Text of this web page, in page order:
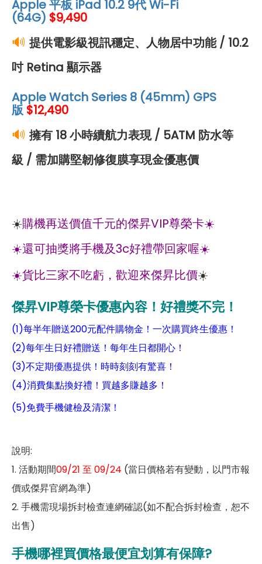
Apple 平板 iPad 10.2 9代 Wi-Fi
(64G) $9,490
🔊 提供電影級視訊穩定、人物居中功能 / 10.2
吋 Retina 顯示器
Apple Watch Series 8 (45mm) GPS
版 $12,490
🔊 擁有 18 小時續航力表現 / 5ATM 防水等
級 / 需加購堅韌修復膜享現金優惠價
☀️購機再送價值千元的傑昇VIP尊榮卡☀️
☀️還可抽獎將手機及3c好禮帶回家喔☀️
☀️貨比三家不吃虧，歡迎來傑昇比價☀️
傑昇VIP尊榮卡優惠內容！好禮獎不完！
(1)每半年贈送200元配件購物金！一次購買終生優惠！
(2)每年生日好禮贈送！每年生日都開心！
(3)不定期優惠提供！時時刻刻有驚喜！
(4)消費集點換好禮！買越多賺越多！
(5)免費手機健檢及清潔！
說明:
1. 活動期間09/21 至 09/24 (當日價格若有變動，以門市報
價或傑昇官網為準)
2. 手機需現場拆封檢查連網確認(如不配合拆封檢查，恕不
出售)
手機哪裡買價格最便宜划算有保障?